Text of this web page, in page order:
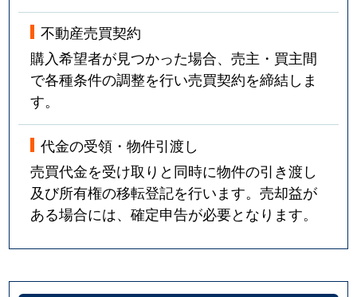
不動産売買契約
購入希望者が見つかった場合、売主・買主間
で各種条件の調整を行い売買契約を締結しま
す。
代金の受領・物件引渡し
売買代金を受け取りと同時に物件の引き渡し
及び所有権の移転登記を行います。売却益が
ある場合には、確定申告が必要となります。